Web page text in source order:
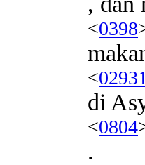
<0398
<02931
di
<0804
.